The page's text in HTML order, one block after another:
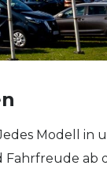
Modell in
ab